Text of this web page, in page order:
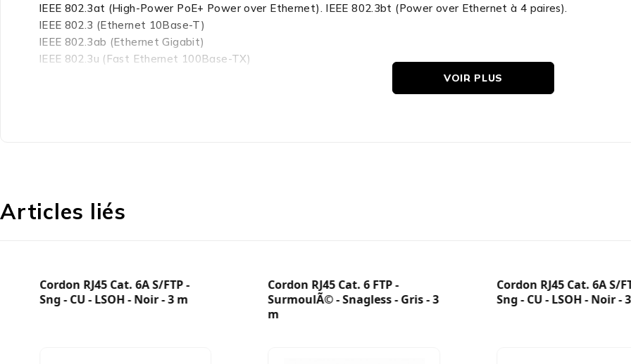
IEEE 802.3at (High-Power PoE+ Power over Ethernet). IEEE 802.3bt (Power over Ethernet à 4 paires).
IEEE 802.3 (Ethernet 10Base-T)
IEEE 802.3ab (Ethernet Gigabit)
IEEE 802.3u (Fast Ethernet 100Base-TX)
Voyants : Alimentation, données et PoE
VOIR PLUS
Articles liés
Cordon RJ45 Cat. 6A S/FTP -
Sng - CU - LSOH - Noir - 3 m
Cordon RJ45 Cat. 6 FTP -
SurmoulÃ© - Snagless - Gris - 3
m
Cordon RJ45 Cat. 6A S/
Sng - CU - LSOH - Noir -